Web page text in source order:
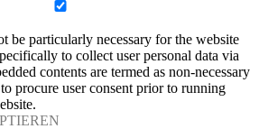
be particularly necessary for the website
to collect user personal data via
contents are termed as non-necessary
procure user consent prior to running